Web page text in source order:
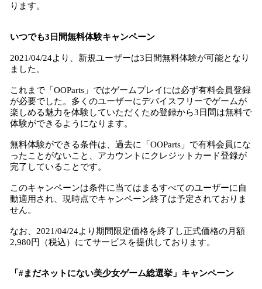
ります。
いつでも3日間無料体験キャンペーン
2021/04/24より、新規ユーザーは3日間無料体験が可能となり
ました。
これまで「OOParts」ではゲームプレイには必ず有料会員登録
が必要でした。多くのユーザーにデバイスフリーでゲームが
楽しめる魅力を体験していただくため登録から3日間は無料で
体験ができるようになります。
無料体験ができる条件は、過去に「OOParts」で有料会員にな
ったことがないこと、アカウントにクレジットカード登録が
完了していることです。
このキャンペーンは条件に当てはまるすべてのユーザーに自
動適用され、現時点でキャンペーン終了は予定されておりま
せん。
なお、2021/04/24より期間限定価格を終了し正式価格の月額
2,980円（税込）にてサービスを提供しております。
「#まだネットにない美少女ゲーム総選挙」キャンペーン